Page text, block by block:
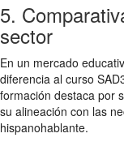
5.
sector
En un mercado
diferencia al curso
formación destaca por
su alineación con las
hispanohablante.